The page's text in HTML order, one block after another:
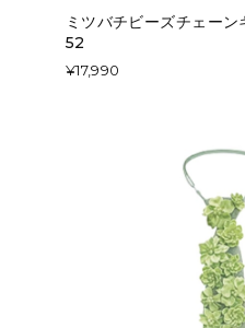
ミツバチビーズチェー
52
¥17,990